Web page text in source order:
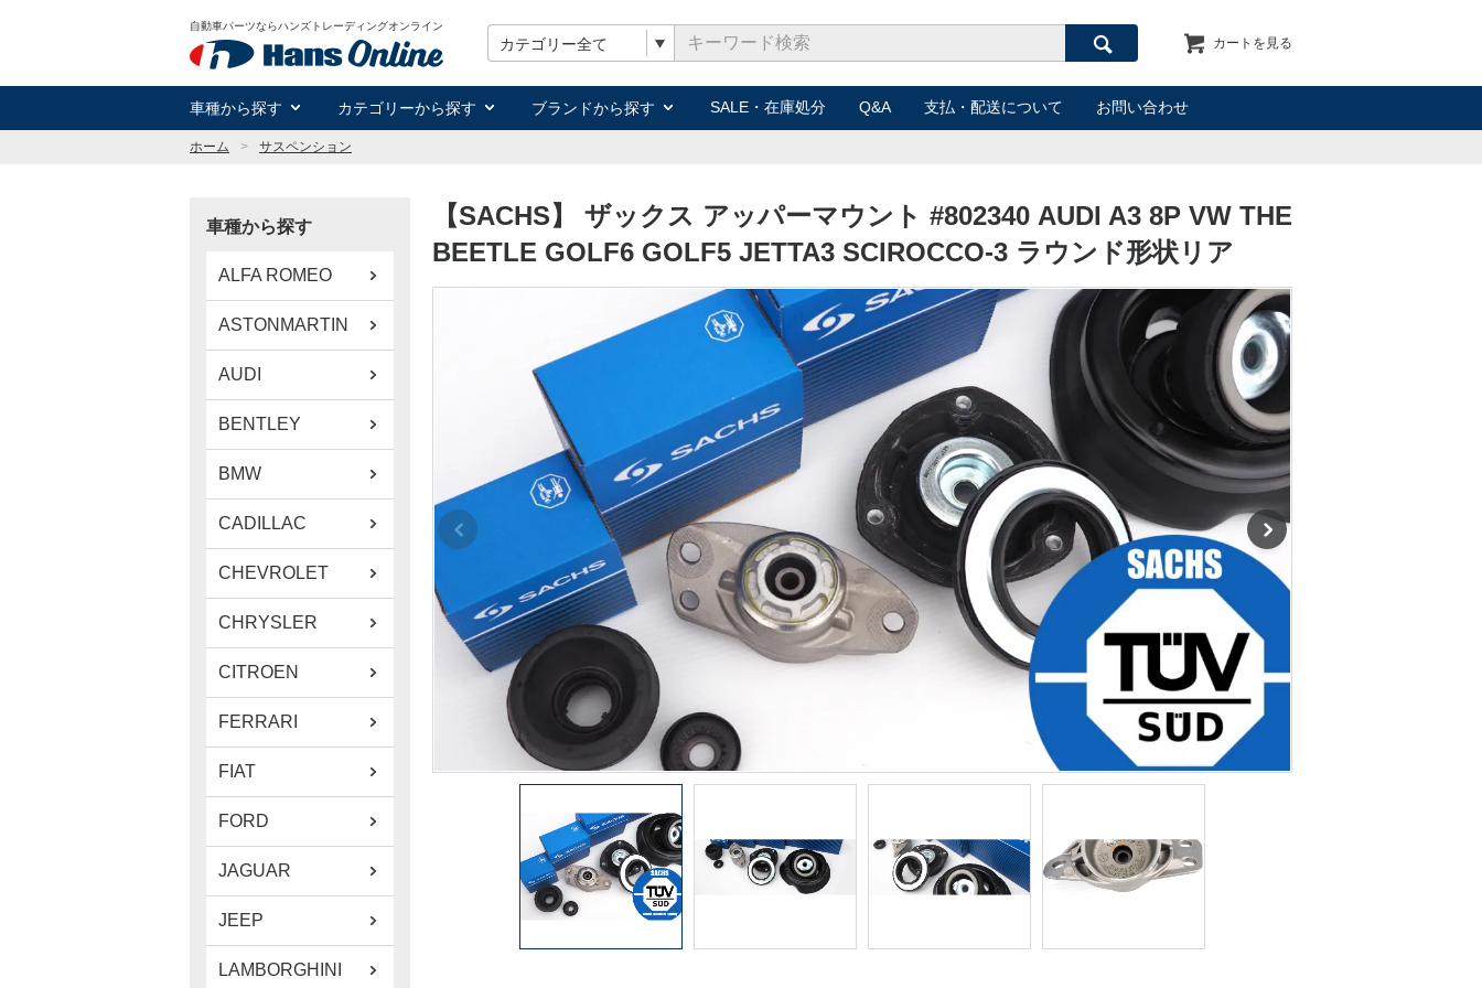
自動車パーツならハンズトレーディングオンライン
キーワード検索 検索 カートを見る
車種から探す カテゴリーから探す ブランドから探す SALE・在庫処分 Q&A 支払・配送について お問い合わせ
ホーム サスペンション
【SACHS】 ザックス アッパーマウント #802340 AUDI A3 8P VW THE
BEETLE GOLF6 GOLF5 JETTA3 SCIROCCO-3 ラウンド形状リア
車種から探す
ALFA ROMEO
ASTONMARTIN
AUDI
BENTLEY
BMW
CADILLAC
CHEVROLET
CHRYSLER
CITROEN
FERRARI
FIAT
FORD
JAGUAR
JEEP
LAMBORGHINI